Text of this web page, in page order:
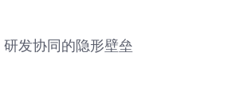
发协同的隐形壁垒